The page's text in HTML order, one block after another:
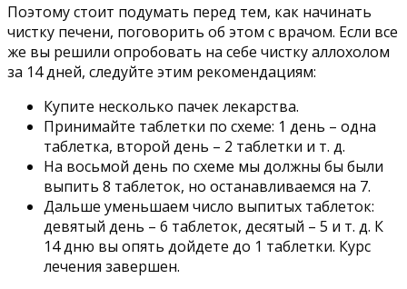
Поэтому стоит подумать перед тем, как начинать
чистку печени, поговорить об этом с врачом. Если все
же вы решили опробовать на себе чистку аллохолом
за 14 дней, следуйте этим рекомендациям:
Купите несколько пачек лекарства.
Принимайте таблетки по схеме: 1 день – одна
таблетка, второй день – 2 таблетки и т. д.
На восьмой день по схеме мы должны бы были
выпить 8 таблеток, но останавливаемся на 7.
Дальше уменьшаем число выпитых таблеток:
девятый день – 6 таблеток, десятый – 5 и т. д. К
14 дню вы опять дойдете до 1 таблетки. Курс
лечения завершен.